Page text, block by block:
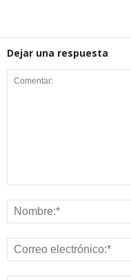
Dejar una respuesta